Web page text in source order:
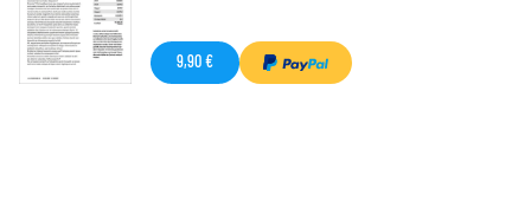
9,90 €